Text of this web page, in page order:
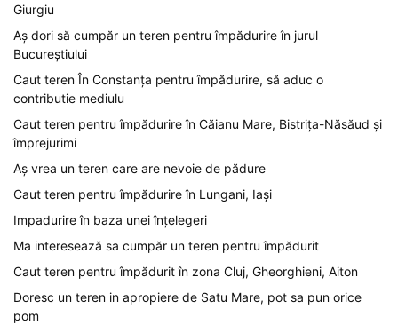
Giurgiu
Aș dori să cumpăr un teren pentru împădurire în jurul
Bucureștiului
Caut teren În Constanța pentru împădurire, să aduc o
contributie mediulu
Caut teren pentru împădurire în Căianu Mare, Bistrița-Năsăud și
împrejurimi
Aș vrea un teren care are nevoie de pădure
Caut teren pentru împădurire în Lungani, Iași
Impadurire în baza unei înțelegeri
Ma interesează sa cumpăr un teren pentru împădurit
Caut teren pentru împădurit în zona Cluj, Gheorghieni, Aiton
Doresc un teren in apropiere de Satu Mare, pot sa pun orice
pom